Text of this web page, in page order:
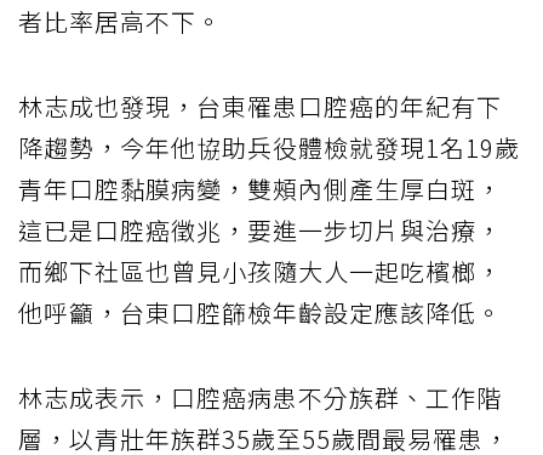
者比率居高不下。
林志成也發現，台東罹患口腔癌的年紀有下
降趨勢，今年他協助兵役體檢就發現1名19歲
青年口腔黏膜病變，雙頰內側產生厚白斑，
這已是口腔癌徵兆，要進一步切片與治療，
而鄉下社區也曾見小孩隨大人一起吃檳榔，
他呼籲，台東口腔篩檢年齡設定應該降低。
林志成表示，口腔癌病患不分族群、工作階
層，以青壯年族群35歲至55歲間最易罹患，